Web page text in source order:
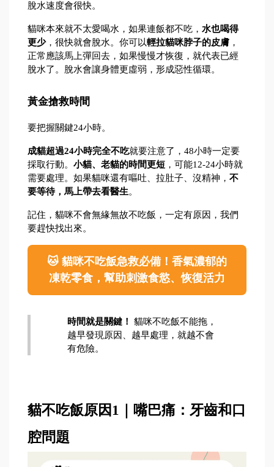
脫水速度會很快。
貓咪本來就不太愛喝水，如果連飯都不吃， 水也喝得
更少，很快就會脫水。你可以輕拉貓咪脖子的皮膚 ，
正常應該馬上彈回去，如果慢慢才恢復，就代表已經
脫水了。脫水會讓身體更虛弱，形成惡性循環。
黃金搶救時間
要把握關鍵24小時。
成貓超過24小時完全不吃就要注意了，48小時一定要
採取行動。 小貓、老貓的時間更短 ，可能12-24小時就
需要處理。如果貓咪還有嘔吐、拉肚子、沒精神， 不
要等待，馬上帶去看醫生。
記住，貓咪不會無緣無故不吃飯，一定有原因，我們
要趕快找出來。
🐱 貓咪不吃飯急救必備！香氣濃郁的
凍乾零食，幫助刺激食慾、恢復活力
時間就是關鍵！
貓咪不吃飯不能拖，
越早發現原因、越早處理，就越不會
有危險。
貓不吃飯原因1｜嘴巴痛：牙齒和口
腔問題